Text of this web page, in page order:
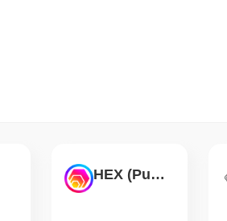
份额，集中交易所交易量下降
HEX (Pulsechain)